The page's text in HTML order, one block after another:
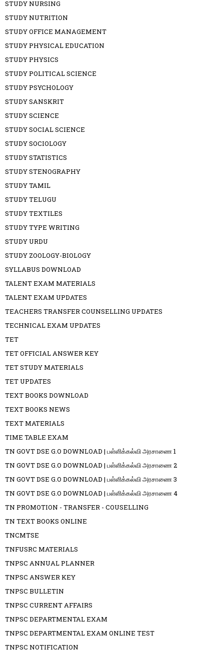
STUDY NURSING
STUDY NUTRITION
STUDY OFFICE MANAGEMENT
STUDY PHYSICAL EDUCATION
STUDY PHYSICS
STUDY POLITICAL SCIENCE
STUDY PSYCHOLOGY
STUDY SANSKRIT
STUDY SCIENCE
STUDY SOCIAL SCIENCE
STUDY SOCIOLOGY
STUDY STATISTICS
STUDY STENOGRAPHY
STUDY TAMIL
STUDY TELUGU
STUDY TEXTILES
STUDY TYPE WRITING
STUDY URDU
STUDY ZOOLOGY-BIOLOGY
SYLLABUS DOWNLOAD
TALENT EXAM MATERIALS
TALENT EXAM UPDATES
TEACHERS TRANSFER COUNSELLING UPDATES
TECHNICAL EXAM UPDATES
TET
TET OFFICIAL ANSWER KEY
TET STUDY MATERIALS
TET UPDATES
TEXT BOOKS DOWNLOAD
TEXT BOOKS NEWS
TEXT MATERIALS
TIME TABLE EXAM
TN GOVT DSE G.O DOWNLOAD | பள்ளிக்கல்வி அரசாணை 1
TN GOVT DSE G.O DOWNLOAD | பள்ளிக்கல்வி அரசாணை 2
TN GOVT DSE G.O DOWNLOAD | பள்ளிக்கல்வி அரசாணை 3
TN GOVT DSE G.O DOWNLOAD | பள்ளிக்கல்வி அரசாணை 4
TN PROMOTION - TRANSFER - COUSELLING
TN TEXT BOOKS ONLINE
TNCMTSE
TNFUSRC MATERIALS
TNPSC ANNUAL PLANNER
TNPSC ANSWER KEY
TNPSC BULLETIN
TNPSC CURRENT AFFAIRS
TNPSC DEPARTMENTAL EXAM
TNPSC DEPARTMENTAL EXAM ONLINE TEST
TNPSC NOTIFICATION